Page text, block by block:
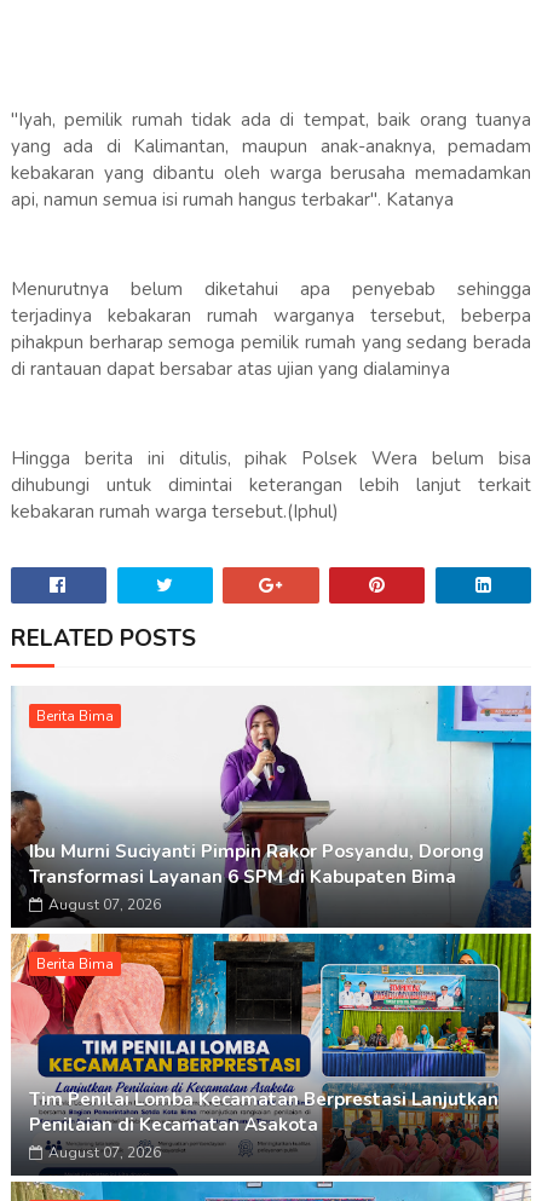
"Iyah, pemilik rumah tidak ada di tempat, baik orang tuanya
yang ada di Kalimantan, maupun anak-anaknya, pemadam
kebakaran yang dibantu oleh warga berusaha memadamkan
api, namun semua isi rumah hangus terbakar". Katanya
Menurutnya belum diketahui apa penyebab sehingga
terjadinya kebakaran rumah warganya tersebut, beberpa
pihakpun berharap semoga pemilik rumah yang sedang berada
di rantauan dapat bersabar atas ujian yang dialaminya
Hingga berita ini ditulis, pihak Polsek Wera belum bisa
dihubungi untuk dimintai keterangan lebih lanjut terkait
kebakaran rumah warga tersebut.(Iphul)
RELATED POSTS
Berita Bima
Ibu Murni Suciyanti Pimpin Rakor Posyandu, Dorong
Transformasi Layanan 6 SPM di Kabupaten Bima
August 07, 2026
Berita Bima
Tim Penilai Lomba Kecamatan Berprestasi Lanjutkan
Penilaian di Kecamatan Asakota
August 07, 2026